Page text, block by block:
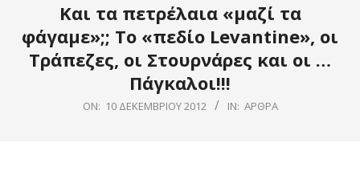
Και τα πετρέλαια «μαζί τα
φάγαμε»;; Το «πεδίο Levantine», οι
Τράπεζες, οι Στουρνάρες και οι …
Πάγκαλοι!!!
ON: 10 ΔΕΚΕΜΒΡΊΟΥ 2012 IN: ΆΡΘΡΑ